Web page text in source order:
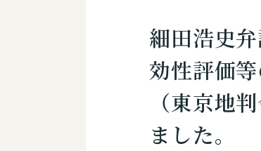
細田浩史
効性評価
（東京地
ました。